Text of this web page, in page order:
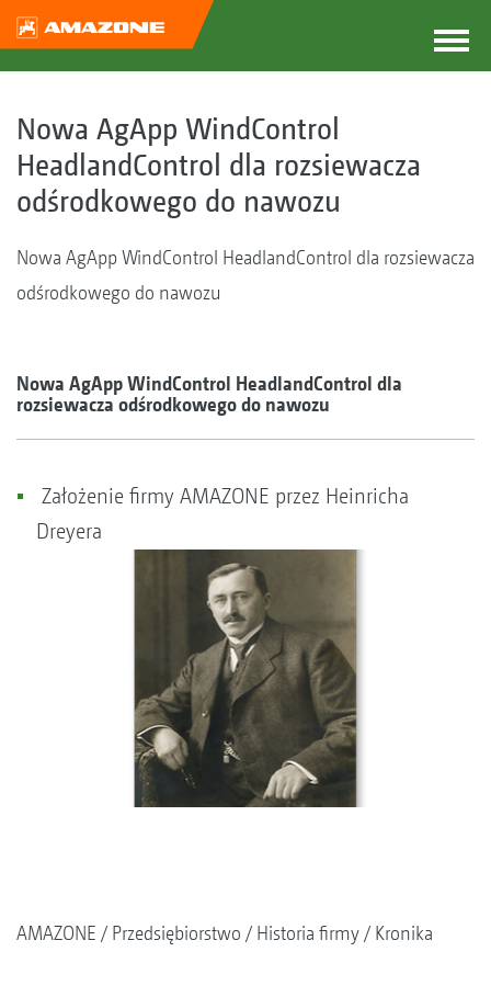
Nowa AgApp WindControl
HeadlandControl dla rozsiewacza
odśrodkowego do nawozu
Nowa AgApp WindControl HeadlandControl dla rozsiewacza
odśrodkowego do nawozu
Nowa AgApp WindControl HeadlandControl dla
rozsiewacza odśrodkowego do nawozu
Założenie firmy AMAZONE przez Heinricha
Dreyera
AMAZONE Przedsiębiorstwo Historia firmy Kronika